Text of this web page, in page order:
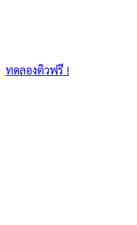
ทดลองติวฟรี !